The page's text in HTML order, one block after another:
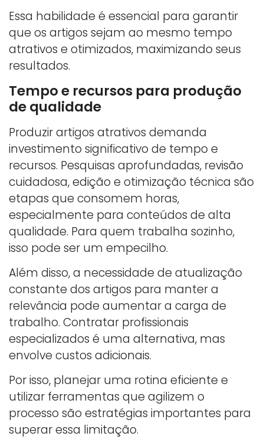
Essa habilidade é essencial para garantir
que os artigos sejam ao mesmo tempo
atrativos e otimizados, maximizando seus
resultados.
Tempo e recursos para produção
de qualidade
Produzir artigos atrativos demanda
investimento significativo de tempo e
recursos. Pesquisas aprofundadas, revisão
cuidadosa, edição e otimização técnica são
etapas que consomem horas,
especialmente para conteúdos de alta
qualidade. Para quem trabalha sozinho,
isso pode ser um empecilho.
Além disso, a necessidade de atualização
constante dos artigos para manter a
relevância pode aumentar a carga de
trabalho. Contratar profissionais
especializados é uma alternativa, mas
envolve custos adicionais.
Por isso, planejar uma rotina eficiente e
utilizar ferramentas que agilizem o
processo são estratégias importantes para
superar essa limitação.